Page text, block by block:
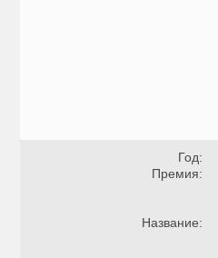
Год:
Премия:
Название: